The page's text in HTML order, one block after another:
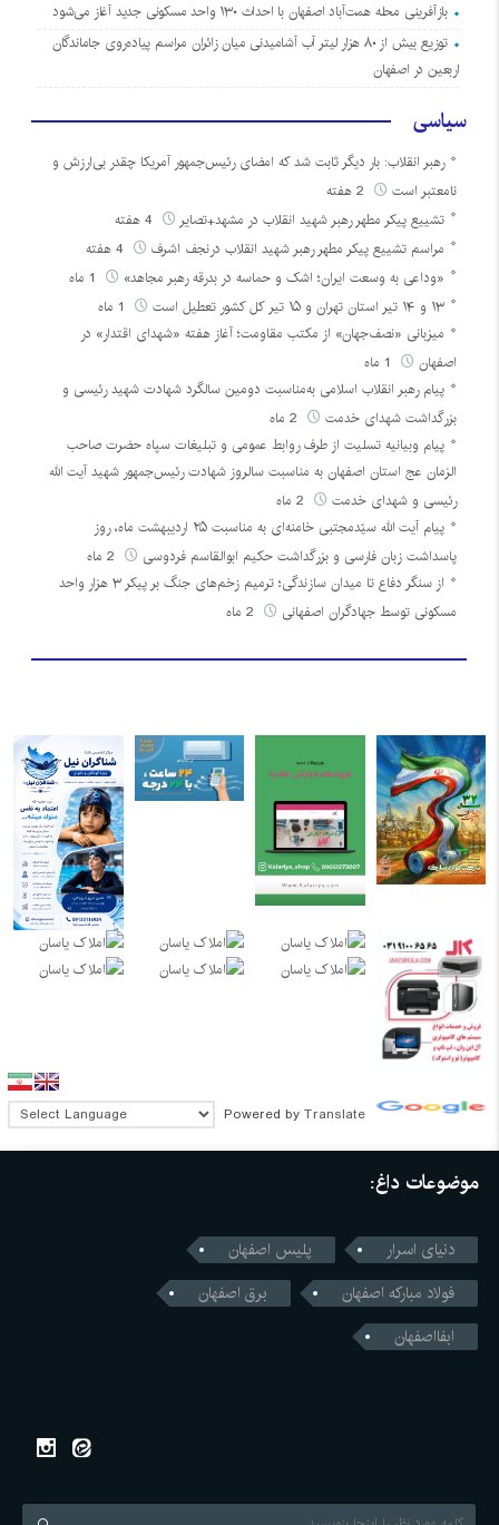
بازآفرینی محله همت‌آباد اصفهان با احداث ۱۳۰ واحد مسکونی جدید آغاز می‌شود
توزیع بیش از ۸۰ هزار لیتر آب آشامیدنی میان زائران مراسم پیاده‌روی جاماندگان
اربعین در اصفهان
سیاسی
رهبر انقلاب: بار دیگر ثابت شد که امضای رئیس‌جمهور آمریکا چقدر بی‌ارزش و
نامعتبر است
تشییع پیکر مطهر رهبر شهید انقلاب در مشهد+تصایر
مراسم تشییع پیکر مطهر رهبر شهید انقلاب درنجف اشرف
«وداعی به وسعت ایران؛ اشک و حماسه در بدرقه رهبر مجاهد»
۱۳ و ۱۴ تیر استان تهران و ۱۵ تیر کل کشور تعطیل است
میزبانی «نصف‌جهان» از مکتب مقاومت؛ آغاز هفته «شهدای اقتدار» در
اصفهان
پیام رهبر انقلاب اسلامی به‌مناسبت دومین سالگرد شهادت شهید رئیسی و
بزرگداشت شهدای خدمت
پیام وبیانیه تسلیت از طرف روابط عمومی و تبلیغات سپاه حضرت صاحب
الزمان عج استان اصفهان به مناسبت سالروز شهادت رئیس‌جمهور شهید آیت الله
رئیسی و شهدای خدمت
پیام آیت الله سیّدمجتبی خامنه‌ای به مناسبت ۲۵ اردیبهشت ماه، روز
پاسداشت زبان فارسی و بزرگداشت حکیم ابوالقاسم فردوسی
از سنگر دفاع تا میدان سازندگی؛ ترمیم زخم‌های جنگ بر پیکر ۳ هزار واحد
مسکونی توسط جهادگران اصفهانی
Powered by Translate
موضوعات داغ:
دنیای اسرار
پلیس اصفهان
فولاد مبارکه اصفهان
برق اصفهان
ابفااصفهان